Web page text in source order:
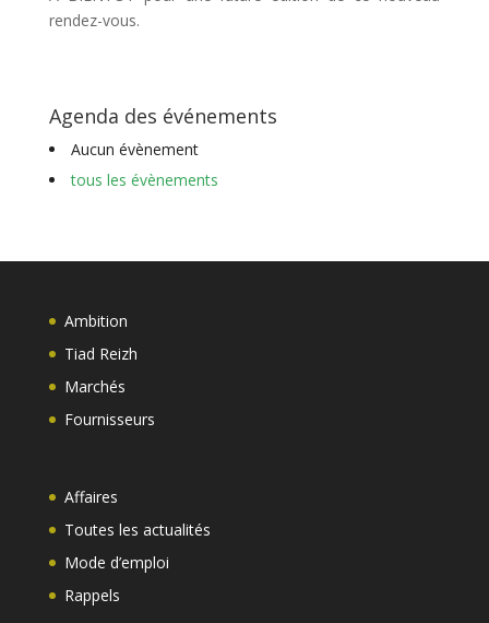
rendez-vous.
Agenda des événements
Aucun évènement
tous les évènements
Ambition
Tiad Reizh
Marchés
Fournisseurs
Affaires
Toutes les actualités
Mode d’emploi
Rappels